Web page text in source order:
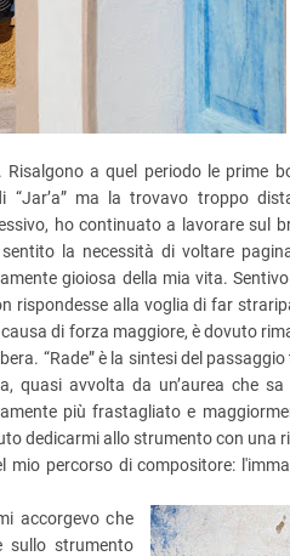
a quel periodo le prime
“Jar’a” ma la trovavo troppo
ho continuato a lavorare sul
la necessità di voltare
gioiosa della mia vita.
rispondesse alla voglia di far
di forza maggiore, è dovuto
“Rade” è la sintesi del
quasi avvolta da un’aurea che
più frastagliato e
dedicarmi allo strumento con una
mio percorso di compositore:
accorgevo che
sullo strumento